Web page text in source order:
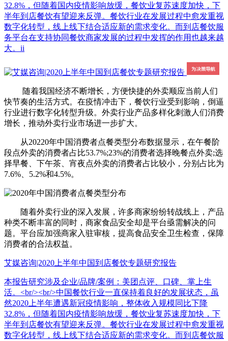
32.8%，但随着国内疫情影响放缓，餐饮业复苏速度加快，下
半年到店餐饮有望迎来反弹。餐饮行业在发展过程中愈发重视
数字化转型，线上线下结合适应新的需求变化。而到店餐饮服
务平台在支持协同餐饮商家发展的过程中发挥的作用也越来越
大。ii
随着我国经济不断增长，方便快捷的外卖顺应当前人们
快节奏的生活方式。在疫情冲击下，餐饮行业受到影响，倒逼
行业进行数字化转型升级。外卖行业产品多样化刺激人们消费
增长，推动外卖行业市场进一步扩大。
从20220年中国消费者点餐类型分布数据显示，在午餐阶
段点外卖的消费者占比53.7%;23%的消费者选择晚餐点外卖;选
择早餐、下午茶、宵夜点外卖的消费者占比较小，分别占比为
7.6%、5.2%和4.5%。
随着外卖行业的深入发展，许多商家纷纷转战线上，产品
种类不断丰富的同时，商家食品安全却是平台亟需解决的问
题。平台应加强商家入驻审核，提高食品安全卫生检查，保障
消费者的合法权益。
艾媒咨询|2020上半年中国到店餐饮专题研究报告
本报告研究涉及企业/品牌/案例：美团点评、口碑、掌上生
活。<br/><br/>中国餐饮行业一直保持着良好的发展状态，虽
然2020上半年遭遇新冠疫情影响，整体收入规模同比下降
32.8%，但随着国内疫情影响放缓，餐饮业复苏速度加快，下
半年到店餐饮有望迎来反弹。餐饮行业在发展过程中愈发重视
数字化转型，线上线下结合适应新的需求变化。而到店餐饮服